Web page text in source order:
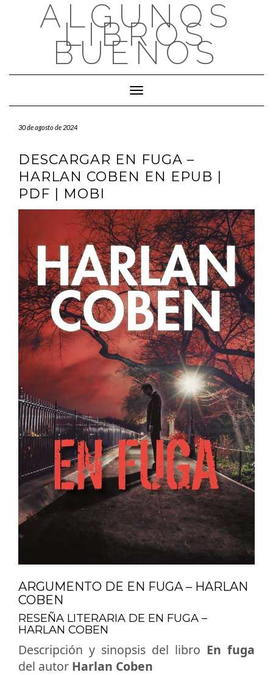
ALGUNOS
LIBROS
BUENOS
Cambiar modo de navegación
30 de agosto de 2024
DESCARGAR EN FUGA –
HARLAN COBEN EN EPUB |
PDF | MOBI
ARGUMENTO DE EN FUGA – HARLAN
COBEN
RESEÑA LITERARIA DE EN FUGA –
HARLAN COBEN
Descripción y sinopsis del libro En fuga
del autor Harlan Coben